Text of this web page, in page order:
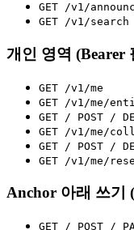
GET /v1/
GET /v1/search
개인 영역 (Bearer
GET /v1/me
GET /v1/me/
GET / POST /
GET /v1/me/
GET / POST /
GET /v1/me/
Anchor 아래 쓰기
GET / POST /